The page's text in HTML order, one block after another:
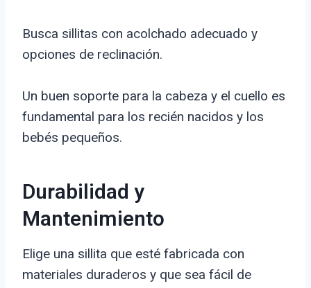
Busca sillitas con acolchado adecuado y
opciones de reclinación.
Un buen soporte para la cabeza y el cuello es
fundamental para los recién nacidos y los
bebés pequeños.
Durabilidad y
Mantenimiento
Elige una sillita que esté fabricada con
materiales duraderos y que sea fácil de